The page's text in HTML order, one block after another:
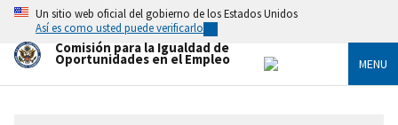
Skip
main
content
Un sitio web oficial del gobierno de los Estados Unidos
Así es como usted puede verificarlo
Comisión para la Igualdad de
Oportunidades en el Empleo MENU